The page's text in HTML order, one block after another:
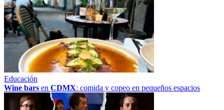
Educación
Wine bars en CDMX: comida y copeo en pequeños espacios